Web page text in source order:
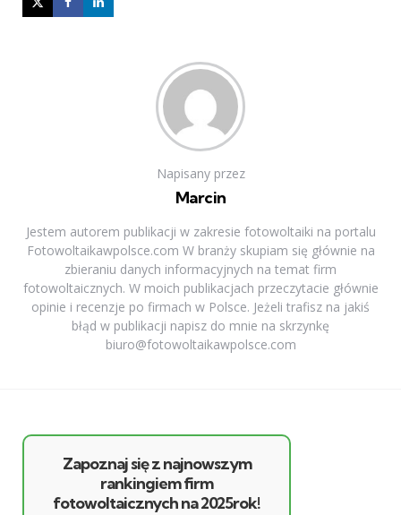
Napisany przez
Marcin
Jestem autorem publikacji w zakresie fotowoltaiki na portalu
Fotowoltaikawpolsce.com W branży skupiam się głównie na
zbieraniu danych informacyjnych na temat firm
fotowoltaicznych. W moich publikacjach przeczytacie głównie
opinie i recenzje po firmach w Polsce. Jeżeli trafisz na jakiś
błąd w publikacji napisz do mnie na skrzynkę
biuro@fotowoltaikawpolsce.com
Zapoznaj się z najnowszym
rankingiem firm
fotowoltaicznych na 2025rok!